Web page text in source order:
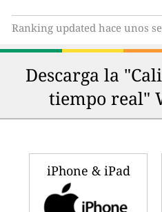
Ranking updated hace unos
Descarga la
tiempo real"
iPhone & iPad